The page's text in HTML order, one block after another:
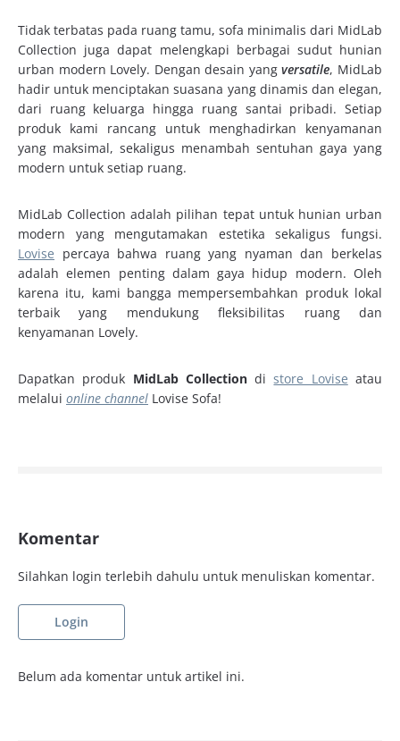
Tidak terbatas pada ruang tamu, sofa minimalis dari MidLab
Collection juga dapat melengkapi berbagai sudut hunian
urban modern Lovely. Dengan desain yangversatile, MidLab
hadir untuk menciptakan suasana yang dinamis dan elegan,
dari ruang keluarga hingga ruang santai pribadi. Setiap
produk kami rancang untuk menghadirkan kenyamanan
yang maksimal, sekaligus menambah sentuhan gaya yang
modern untuk setiap ruang.
MidLab Collection adalah pilihan tepat untuk hunian urban
modern yang mengutamakan estetika sekaligus fungsi.
Lovise percaya bahwa ruang yang nyaman dan berkelas
adalah elemen penting dalam gaya hidup modern. Oleh
karena itu, kami bangga mempersembahkan produk lokal
terbaik yang mendukung fleksibilitas ruang dan
kenyamanan Lovely.
Dapatkan produk MidLab Collectiondistore Lovise atau
melalui online channel Lovise Sofa!
Komentar
Silahkan login terlebih dahulu untuk menuliskan komentar.
Login
Belum ada komentar untuk artikel ini.